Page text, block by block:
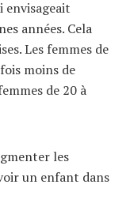
envisageait
années. Cela
Les femmes de
moins de
de 20 à
les
un enfant dans